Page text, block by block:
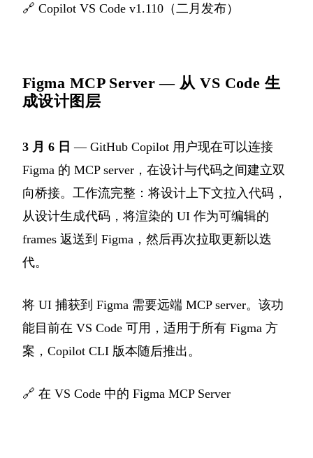
🔗 Copilot VS Code v1.110（二月发布）
Figma MCP Server — 从 VS Code 生
成设计图层
3 月 6 日 — GitHub Copilot 用户现在可以连接
Figma 的 MCP server，在设计与代码之间建立双
向桥接。工作流完整：将设计上下文拉入代码，
从设计生成代码，将渲染的 UI 作为可编辑的
frames 返送到 Figma，然后再次拉取更新以迭
代。
将 UI 捕获到 Figma 需要远端 MCP server。该功
能目前在 VS Code 可用，适用于所有 Figma 方
案，Copilot CLI 版本随后推出。
🔗 在 VS Code 中的 Figma MCP Server